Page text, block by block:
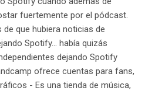
fuertemente por el pódcast.
de que hubiera noticias de
Spotify… había quizás
dejando Spotify
ofrece cuentas para fans,
- Es una tienda de música,